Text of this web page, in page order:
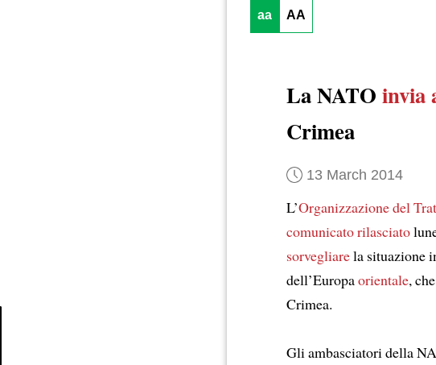
aa AA
La NATO invia
Crimea
13 March 2014
L’Organizzazione del
comunicatorilasciato
sorvegliarela situazione
dell’Europaorientale,
Crimea.
Gli ambasciatori della